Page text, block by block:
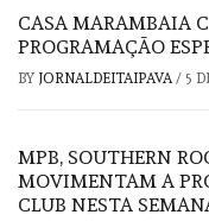
CASA MARAMBAIA
PROGRAMAÇÃO
BY JORNALDEITAIPAVA / 5
MPB, SOUTHERN
MOVIMENTAM A
CLUB NESTA